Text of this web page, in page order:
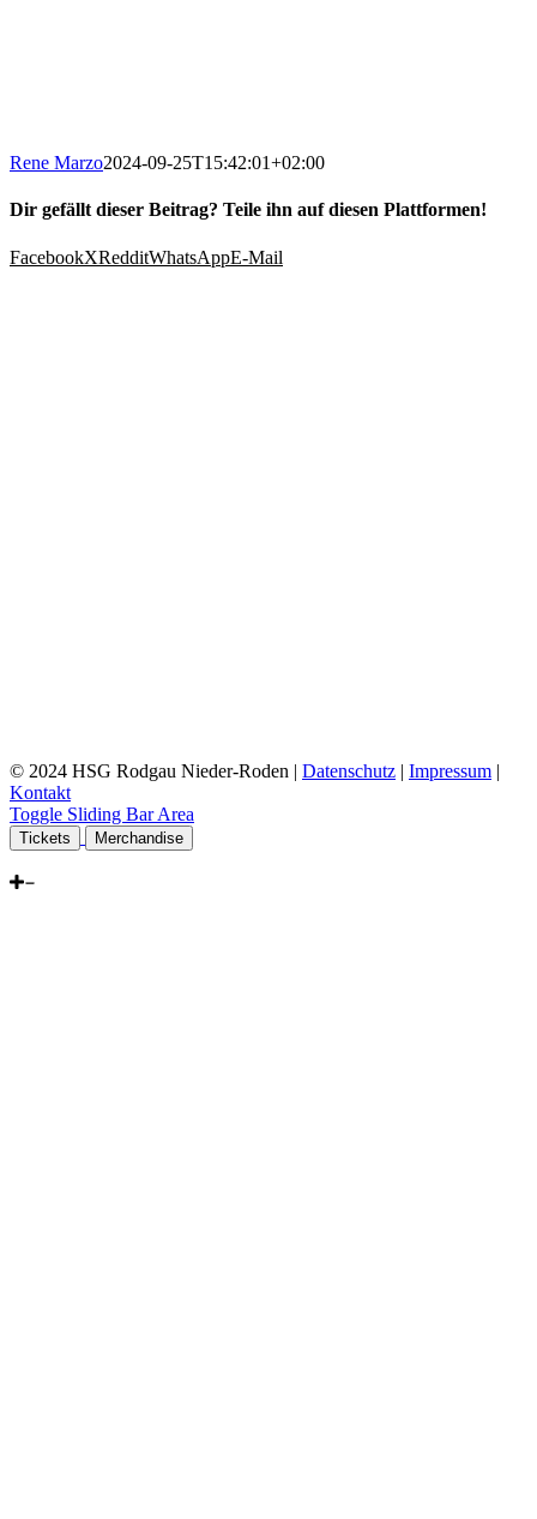
Rene Marzo2024-09-25T15:42:01+02:00
Dir gefällt dieser Beitrag? Teile ihn auf diesen Plattformen!
FacebookXRedditWhatsAppE-Mail
© 2024 HSG Rodgau Nieder-Roden | Datenschutz | Impressum |
Kontakt
Toggle Sliding Bar Area
Tickets Merchandise